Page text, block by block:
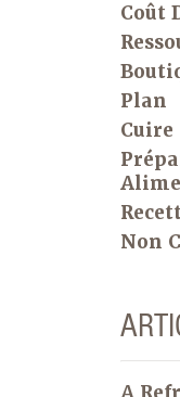
Coût
Plan
Cuire
Non